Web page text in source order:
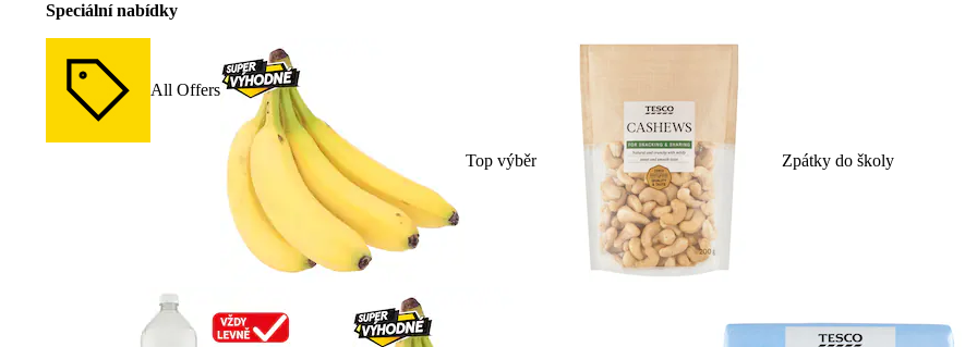
Speciální nabídky
All Offers
Top výběr Zpátky do školy